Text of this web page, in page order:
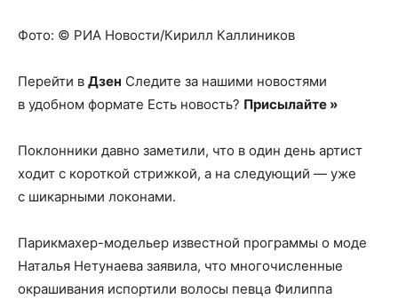
Фото: © РИА Новости/Кирилл Каллиников
Перейти в Дзен Следите за нашими новостями
в удобном формате Есть новость? Присылайте »
Поклонники давно заметили, что в один день артист
ходит с короткой стрижкой, а на следующий — уже
с шикарными локонами.
Парикмахер-модельер известной программы о моде
Наталья Нетунаева заявила, что многочисленные
окрашивания испортили волосы певца Филиппа